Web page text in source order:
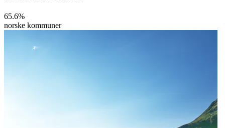
65.6%
norske kommuner